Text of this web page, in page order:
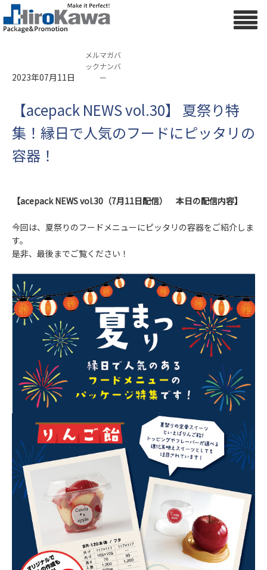
2023年07月11日
メルマガバ
ックナンバ
ー
【acepack NEWS vol.30】 夏祭り特
集！縁日で人気のフードにピッタリの
容器！
【acepack NEWS vol.30（7月11日配信） 本日の配信内容】
今回は、夏祭りのフードメニューにピッタリの容器をご紹介しま
す。
是非、最後までご覧ください！